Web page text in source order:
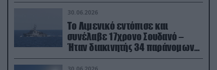
30.06.2026
Το Λιμενικό εντόπισε και
συνέλαβε 17χρονο Σουδανό –
Ήταν διακινητής 34 παράνομων
μεταναστών